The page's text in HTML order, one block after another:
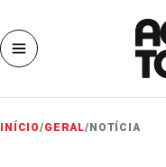
INÍCIO/GERAL/ NOTÍCIA